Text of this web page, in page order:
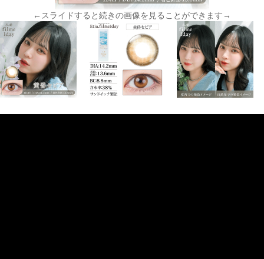
←スライドすると続きの画像を見ることができます→